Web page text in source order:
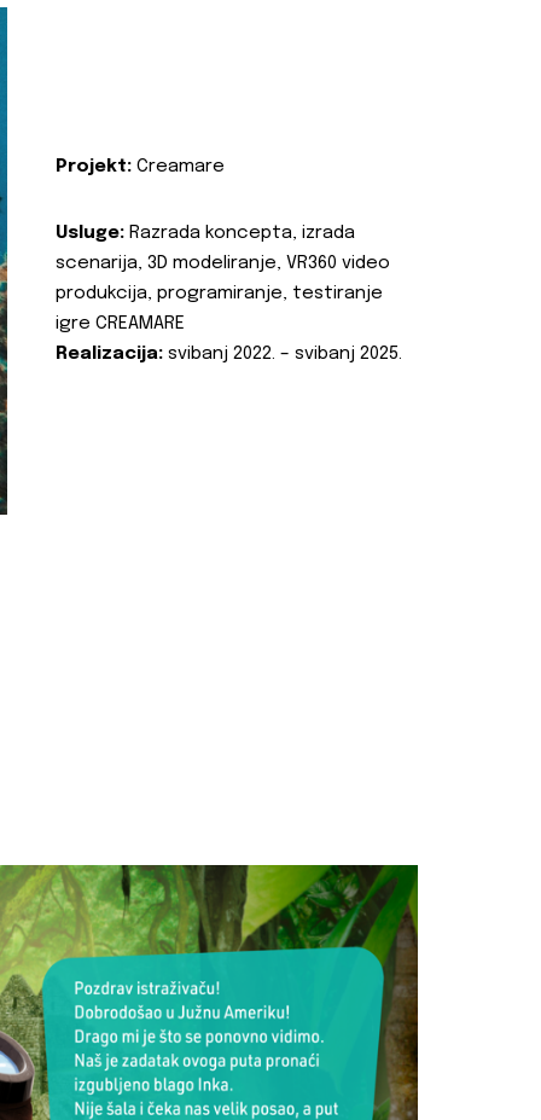
Projekt: Creamare
Usluge: Razrada koncepta, izrada
scenarija, 3D modeliranje, VR360 video
produkcija, programiranje, testiranje
igre CREAMARE
Realizacija: svibanj 2022. – svibanj 2025.